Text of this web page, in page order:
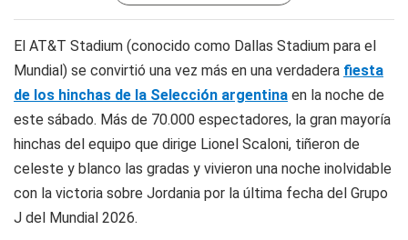
El AT&T Stadium (conocido como Dallas Stadium para el
Mundial) se convirtió una vez más en una verdadera fiesta
de los hinchas de la Selección argentina en la noche de
este sábado. Más de 70.000 espectadores, la gran mayoría
hinchas del equipo que dirige Lionel Scaloni, tiñeron de
celeste y blanco las gradas y vivieron una noche inolvidable
con la victoria sobre Jordania por la última fecha del Grupo
J del Mundial 2026.